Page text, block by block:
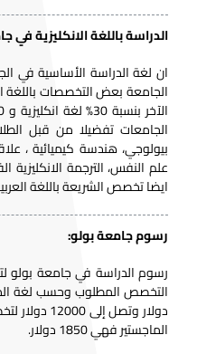
الدراسة باللغة الانكليزية في
ان لغة الدراسة الأساسية في
الجامعات تفضيلا من قبل
بيولوجي، هندسة كيميائية ،
علم النفس، الترجمة الانكليزية
ايضا تخصص الشريعة باللغة
رسوم جامعة بولو:
رسوم الدراسة في جامعة بولو
دولار وتصل
الماجستير فهي 1850 دولار.